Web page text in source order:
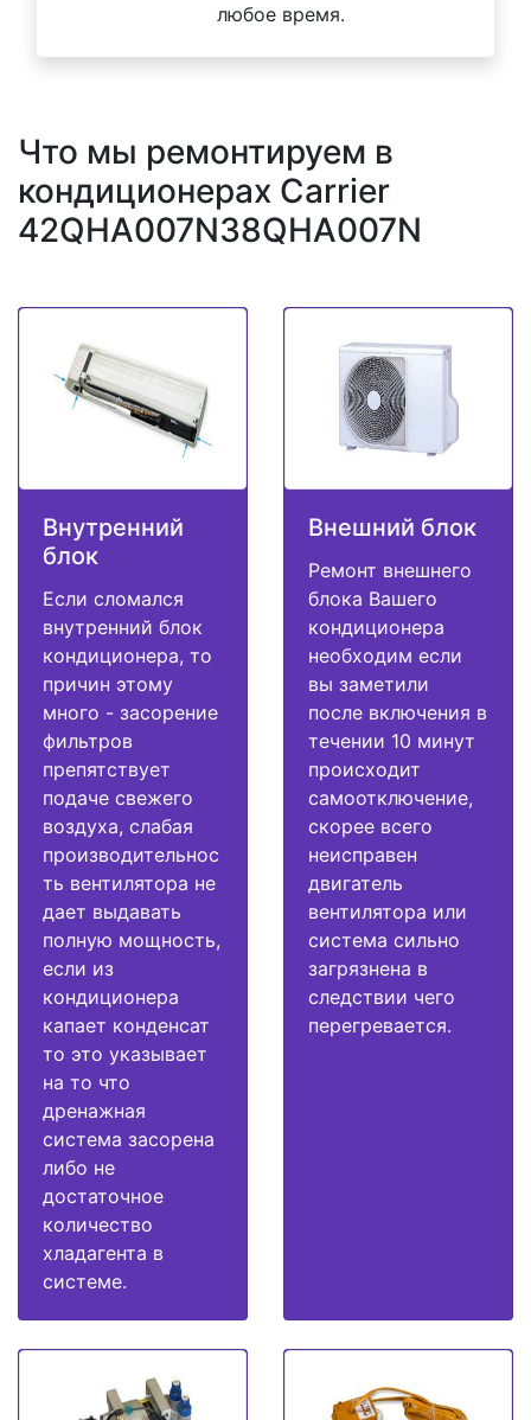
любое время.
Что мы ремонтируем в
кондиционерах Carrier
42QHA007N38QHA007N
Внутренний
блок
Если сломался
внутренний блок
кондиционера, то
причин этому
много - засорение
фильтров
препятствует
подаче свежего
воздуха, слабая
производительнос
ть вентилятора не
дает выдавать
полную мощность,
если из
кондиционера
капает конденсат
то это указывает
на то что
дренажная
система засорена
либо не
достаточное
количество
хладагента в
системе.
Внешний блок
Ремонт внешнего
блока Вашего
кондиционера
необходим если
вы заметили
после включения в
течении 10 минут
происходит
самоотключение,
скорее всего
неисправен
двигатель
вентилятора или
система сильно
загрязнена в
следствии чего
перегревается.